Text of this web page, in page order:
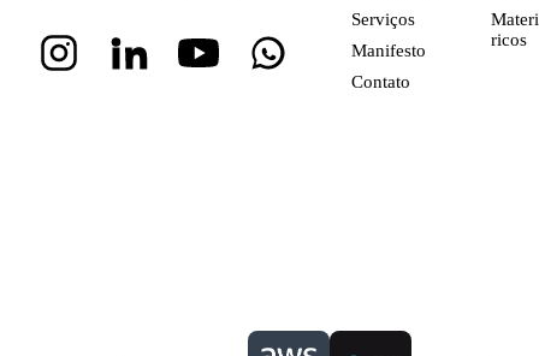
Serviços
Manifesto
Contato
ricos